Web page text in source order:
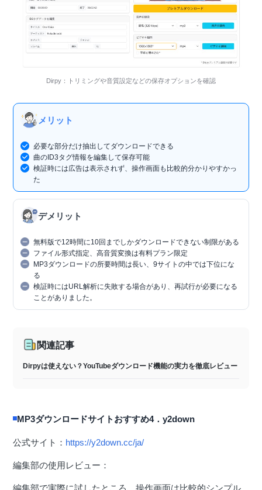
Dirpy：トリミングや音質設定などの保存オプションを確認
メリット
必要な部分だけ抽出してダウンロードできる
曲のID3タグ情報を編集して保存可能
検証時には広告は表示されず、操作画面も比較的分かりやすかっ
た
デメリット
無料版で12時間に10回までしかダウンロードできない制限がある
ファイル形式指定、高音質変換は有料プラン限定
MP3ダウンロードの所要時間は長い、9サイトの中では下位にな
る
検証時にはURL解析に失敗する場合があり、再試行が必要になる
ことがありました。
関連記事
Dirpyは使えない？YouTubeダウンロード機能の実力を徹底レビュー
MP3ダウンロードサイトおすすめ4．y2down
公式サイト： https://y2down.cc/ja/
編集部の使用レビュー：